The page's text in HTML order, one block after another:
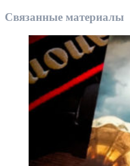
Связанные материалы